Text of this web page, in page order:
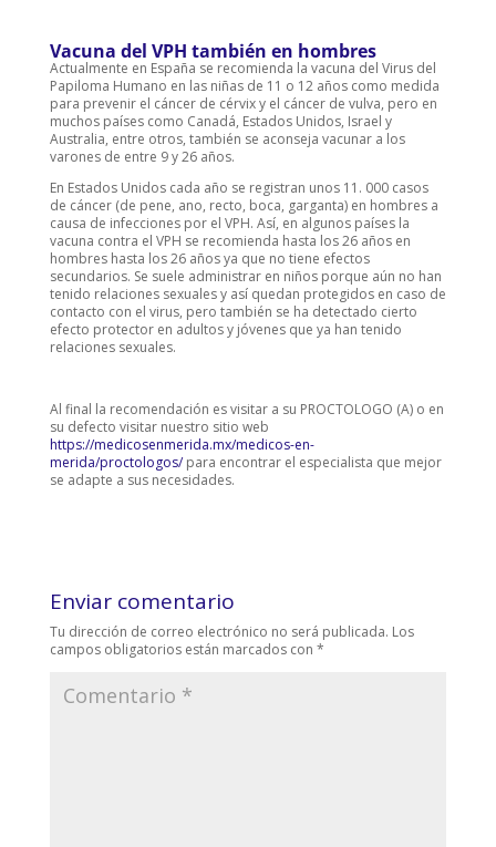
Vacuna del VPH también en hombres
Actualmente en España se recomienda la vacuna del Virus del
Papiloma Humano en las niñas de 11 o 12 años como medida
para prevenir el cáncer de cérvix y el cáncer de vulva, pero en
muchos países como Canadá, Estados Unidos, Israel y
Australia, entre otros, también se aconseja vacunar a los
varones de entre 9 y 26 años.
En Estados Unidos cada año se registran unos 11. 000 casos
de cáncer (de pene, ano, recto, boca, garganta) en hombres a
causa de infecciones por el VPH. Así, en algunos países la
vacuna contra el VPH se recomienda hasta los 26 años en
hombres hasta los 26 años ya que no tiene efectos
secundarios. Se suele administrar en niños porque aún no han
tenido relaciones sexuales y así quedan protegidos en caso de
contacto con el virus, pero también se ha detectado cierto
efecto protector en adultos y jóvenes que ya han tenido
relaciones sexuales.
Al final la recomendación es visitar a su PROCTOLOGO (A) o en
su defecto visitar nuestro sitio web
https://medicosenmerida.mx/medicos-en-
merida/proctologos/para encontrar el especialista que mejor
se adapte a sus necesidades.
Enviar comentario
Tu dirección de correo electrónico no será publicada. Los
campos obligatorios están marcados con *